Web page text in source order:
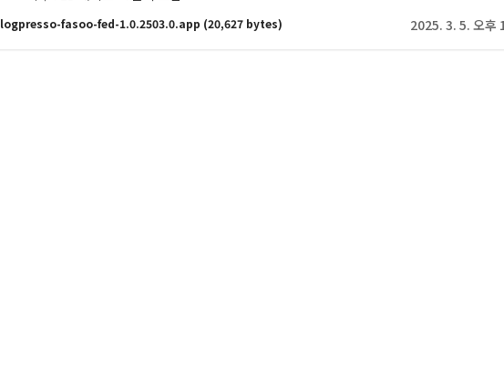
logpresso-fasoo-fed-1.0.2503.0.app (20,627 bytes) 2025. 3. 5. 오후